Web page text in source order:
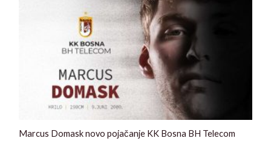
Marcus Domask novo pojačanje KK Bosna BH Telecom